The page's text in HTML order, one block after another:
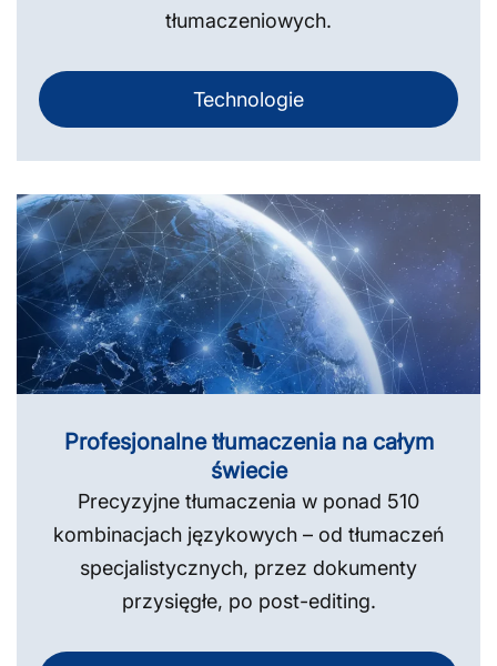
tłumaczeniowych.
Technologie
Profesjonalne tłumaczenia na całym
świecie
Precyzyjne tłumaczenia w ponad 510
kombinacjach językowych – od tłumaczeń
specjalistycznych, przez dokumenty
przysięgłe, po post-editing.